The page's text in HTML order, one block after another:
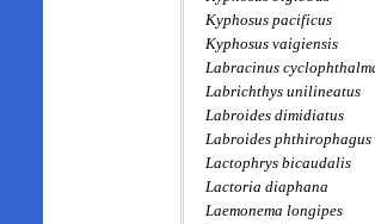
Kyphosus pacificus
Kyphosus vaigiensis
Labracinus
Labrichthys unilineatus
Labroides dimidiatus
Labroides phthirophagus
Lactophrys bicaudalis
Lactoria diaphana
Laemonema longipes